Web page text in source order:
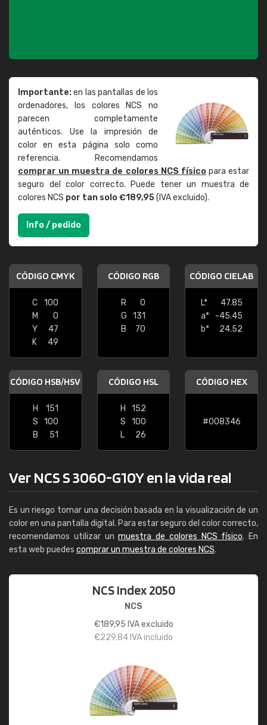
Importante:en las pantallas de los
ordenadores, los colores NCS no
parecen completamente
auténticos. Use la impresión de
color en esta página solo como
referencia. Recomendamos
comprar un muestra de colores NCS físicopara estar
seguro del color correcto. Puede tener un muestra de
colores NCS por tan solo €189,95(IVA excluido).
Info / pedido
CÓDIGO CMYK
C
100
M
0
Y
47
K
49
CÓDIGO RGB
R
0
G
131
B
70
CÓDIGO CIELAB
L*
47.85
a*
-45.45
b*
24.52
CÓDIGO HSB/HSV
H
151
S
100
B
51
CÓDIGO HSL
H
152
S
100
L
26
CÓDIGO HEX
#008346
Ver NCS S 3060-G10Y en la vida real
Es un riesgo tomar una decisión basada en la visualización de un
color en una pantalla digital. Para estar seguro del color correcto,
recomendamos utilizar unmuestra de colores NCS físico. En
esta web puedes comprar un muestra de colores NCS.
NCS Index 2050
NCS
€189,95 IVA excluido
€229,84 IVA incluido